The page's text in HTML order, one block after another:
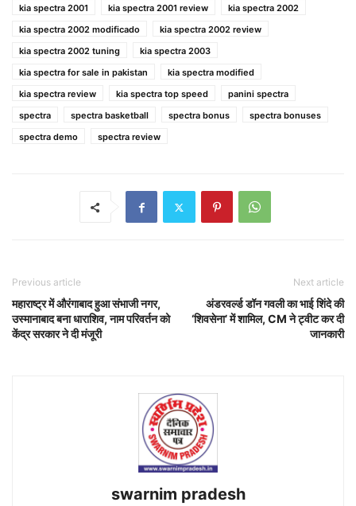
kia spectra 2001
kia spectra 2001 review
kia spectra 2002
kia spectra 2002 modificado
kia spectra 2002 review
kia spectra 2002 tuning
kia spectra 2003
kia spectra for sale in pakistan
kia spectra modified
kia spectra review
kia spectra top speed
panini spectra
spectra
spectra basketball spectra bonus
spectra bonuses
spectra demo
spectra review
Previous article
महाराष्ट्र में औरंगाबाद हुआ संभाजी नगर,
उस्मानाबाद बना धाराशिव, नाम परिवर्तन को
केंद्र सरकार ने दी मंजूरी
Next article
अंडरवर्ल्ड डॉन गवली का भाई शिंदे की
‘शिवसेना’ में शामिल, CM ने ट्वीट कर दी
जानकारी
swarnim pradesh